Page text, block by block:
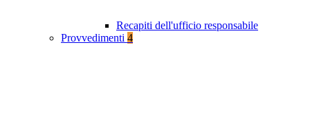
Recapiti dell'ufficio responsabile
Provvedimenti 4